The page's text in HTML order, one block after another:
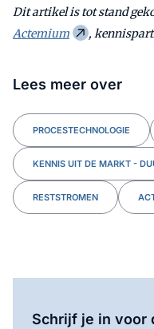
Dit artikel is tot stand
Actemium
,
Lees meer over
PROCESTECHNOLOGIE
KENNIS UIT DE MARKT -
RESTSTROMEN
Schrijf je in voor